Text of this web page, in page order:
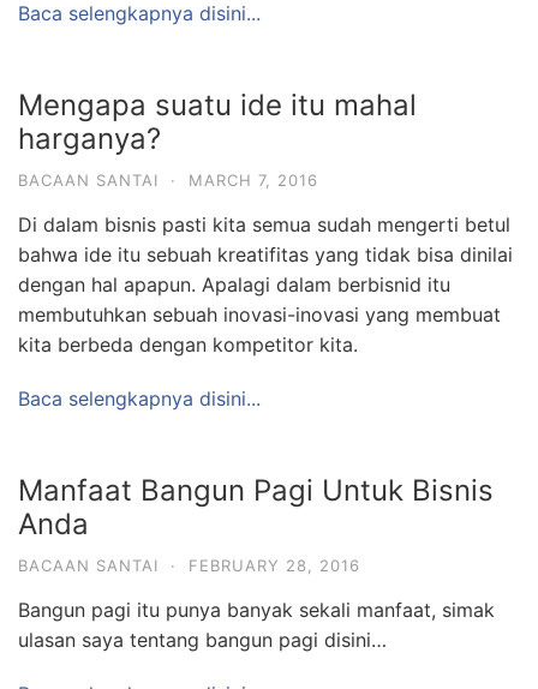
Baca selengkapnya disini...
Mengapa suatu ide itu mahal
harganya?
BACAAN SANTAI · MARCH 7, 2016
Di dalam bisnis pasti kita semua sudah mengerti betul
bahwa ide itu sebuah kreatifitas yang tidak bisa dinilai
dengan hal apapun. Apalagi dalam berbisnid itu
membutuhkan sebuah inovasi-inovasi yang membuat
kita berbeda dengan kompetitor kita.
Baca selengkapnya disini...
Manfaat Bangun Pagi Untuk Bisnis
Anda
BACAAN SANTAI · FEBRUARY 28, 2016
Bangun pagi itu punya banyak sekali manfaat, simak
ulasan saya tentang bangun pagi disini…